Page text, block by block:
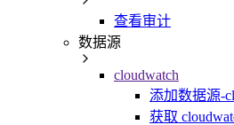
查看审计
数据源
cloudwatch
添加数据源-
获取